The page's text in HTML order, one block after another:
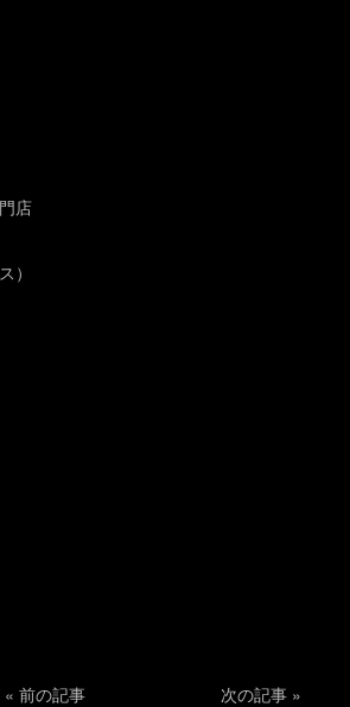
店
）
« 前の記事 次の記事 »